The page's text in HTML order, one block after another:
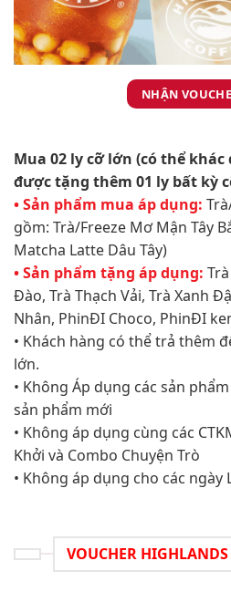
NHẬN
Mua 02 ly cỡ lớn (có thể
được tặng thêm 01 ly bất kỳ
• Sản phẩm mua áp dụng:
gồm: Trà/Freeze Mơ Mận Tây
Matcha Latte Dâu Tây)
• Sản phẩm tặng áp dụng:
Đào, Trà Thạch Vải, Trà Xanh
Nhân, PhinĐI Choco, PhinĐI
• Khách hàng có thể trả thêm
lớn.
• Không Áp dụng các sản
sản phẩm mới
• Không áp dụng cùng các
Khởi và Combo Chuyện Trò
• Không áp dụng cho các ngày
VOUCHER